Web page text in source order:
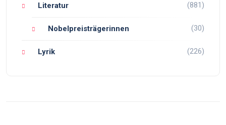
Literatur (881)
Nobelpreisträgerinnen (30)
Lyrik (226)